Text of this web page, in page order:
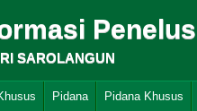
SAROLANGUN
Pidana Pidana Khusus